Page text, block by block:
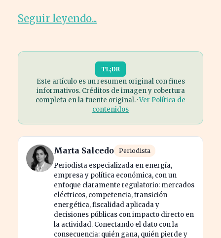
Seguir leyendo...
TL;DR
Este artículo es un resumen original con fines
informativos. Créditos de imagen y cobertura
completa en la fuente original. ·Ver Política de
contenidos
Marta Salcedo Periodista
Periodista especializada en energía,
empresa y política económica, con un
enfoque claramente regulatorio: mercados
eléctricos, competencia, transición
energética, fiscalidad aplicada y
decisiones públicas con impacto directo en
la actividad. Conectando el dato con la
consecuencia: quién gana, quién pierde y